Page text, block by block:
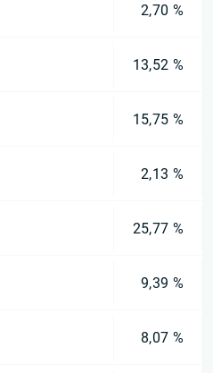
2,70 %
13,52 %
15,75 %
2,13 %
25,77 %
9,39 %
8,07 %